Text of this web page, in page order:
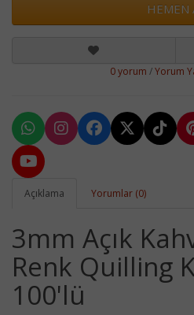
HEMEN
0 yorum /Yorum
Açıklama Yorumlar (0)
3mm Açık
Renk Quilling
100'lü